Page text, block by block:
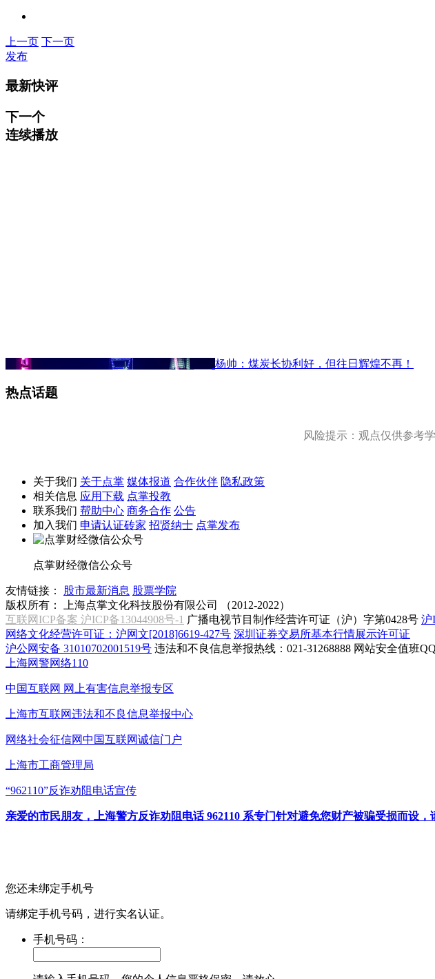
上一页 下一页
发布
最新快评
下一个
连续播放
杨帅：煤炭长协利好，但往日辉煌不再！
热点话题
风险提示：观点仅供参考
关于我们 关于点掌 媒体报道 合作伙伴 隐私政策
相关信息 应用下载 点掌投教
联系我们 帮助中心 商务合作 公告
加入我们 申请认证砖家 招贤纳士 点掌发布
点掌财经微信公众号
友情链接： 股市最新消息 股票学院
版权所有：
上海点掌文化科技股份有限公司 （2012-2022）
互联网ICP备案 沪ICP备13044908号-1 广播电视节目制作经营许可证（沪）字第0428号 沪
网络文化经营许可证：沪网文[2018]6619-427号 深圳证券交易所基本行情展示许可证
沪公网安备 31010702001519号 违法和不良信息举报热线：021-31268888 网站安全值班
上海网警网络110
中国互联网 网上有害信息举报专区
上海市互联网违法和不良信息举报中心
网络社会征信网中国互联网诚信门户
上海市工商管理局
“962110”反诈劝阻电话宣传
亲爱的市民朋友，上海警方反诈劝阻电话 962110 系专门针对避免您财产被骗受损而设，
您还未绑定手机号
请绑定手机号码，进行实名认证。
手机号码：